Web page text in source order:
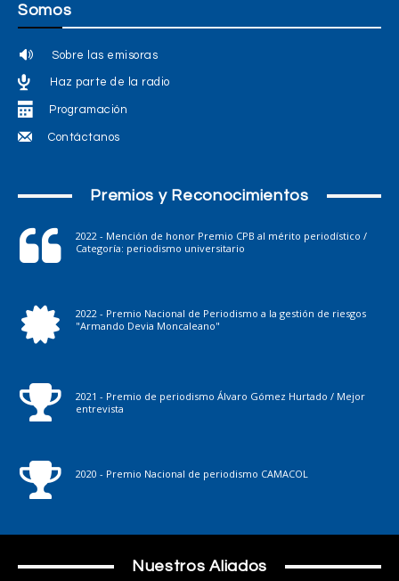
Somos
Sobre las emisoras
Haz parte de la radio
Programación
Contáctanos
Premios y Reconocimientos
2022 - Mención de honor Premio CPB al mérito periodístico /
Categoría: periodismo universitario
2022 - Premio Nacional de Periodismo a la gestión de riesgos
"Armando Devia Moncaleano"
2021 - Premio de periodismo Álvaro Gómez Hurtado / Mejor
entrevista
2020 - Premio Nacional de periodismo CAMACOL
Nuestros Aliados